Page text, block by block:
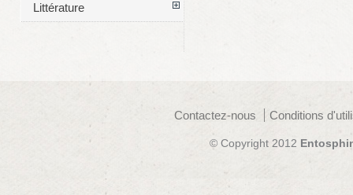
Littérature
Contactez-nous Conditions
© Copyright 2012